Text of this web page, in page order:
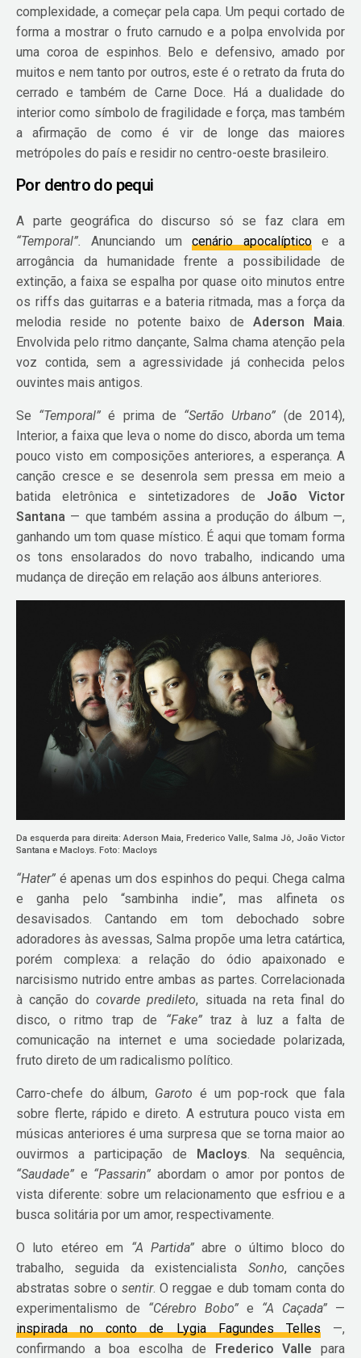
complexidade, a começar pela capa. Um pequi cortado de
forma a mostrar o fruto carnudo e a polpa envolvida por
uma coroa de espinhos. Belo e defensivo, amado por
muitos e nem tanto por outros, este é o retrato da fruta do
cerrado e também de Carne Doce. Há a dualidade do
interior como símbolo de fragilidade e força, mas também
a afirmação de como é vir de longe das maiores
metrópoles do país e residir no centro-oeste brasileiro.
Por dentro do pequi
A parte geográfica do discurso só se faz clara em
“Temporal”.
Anunciando umcenário apocalípticoe a
arrogância da humanidade frente a possibilidade de
extinção, a faixa se espalha por quase oito minutos entre
os riffs das guitarras e a bateria ritmada, mas a força da
melodia reside no potente baixo de Aderson Maia.
Envolvida pelo ritmo dançante, Salma chama atenção pela
voz contida, sem a agressividade já conhecida pelos
ouvintes mais antigos.
Se “Temporal” é prima de “Sertão Urbano” (de 2014),
Interior, a faixa que leva o nome do disco, aborda um tema
pouco visto em composições anteriores, a esperança. A
canção cresce e se desenrola sem pressa em meio a
batida eletrônica e sintetizadores de João Victor
Santana — que também assina a produção do álbum —,
ganhando um tom quase místico. É aqui que tomam forma
os tons ensolarados do novo trabalho, indicando uma
mudança de direção em relação aos álbuns anteriores.
Da esquerda para direita: Aderson Maia, Frederico Valle, Salma Jô, João Victor
Santana e Macloys. Foto: Macloys
“Hater” é apenas um dos espinhos do pequi. Chega calma
e ganha pelo “sambinha indie”, mas alfineta os
desavisados. Cantando em tom debochado sobre
adoradores às avessas, Salma propõe uma letra catártica,
porém complexa: a relação do ódio apaixonado e
narcisismo nutrido entre ambas as partes. Correlacionada
à canção docovarde predileto, situada na reta final do
disco, o ritmo trap de “Fake”traz à luz a falta de
comunicação na internet e uma sociedade polarizada,
fruto direto de um radicalismo político.
Carro-chefe do álbum, Garoto é um pop-rock que fala
sobre flerte, rápido e direto. A estrutura pouco vista em
músicas anteriores é uma surpresa que se torna maior ao
ouvirmos a participação de Macloys. Na sequência,
“Saudade” e “Passarin” abordam o amor por pontos de
vista diferente: sobre um relacionamento que esfriou e a
busca solitária por um amor, respectivamente.
O luto etéreo em “A Partida” abre o último bloco do
trabalho, seguida da existencialista Sonho, canções
abstratas sobre osentir. O reggae e dub tomam conta do
experimentalismo de “Cérebro Bobo”e “A Caçada”—
inspirada no conto de Lygia Fagundes Telles—,
confirmando a boa escolha de Frederico Valle para